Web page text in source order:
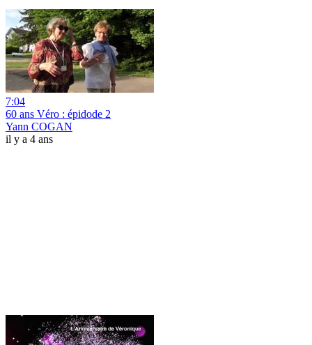
7:04
60 ans Véro : épidode 2
Yann COGAN
il y a 4 ans